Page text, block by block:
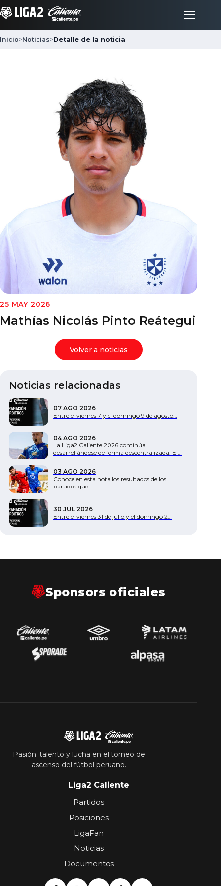
Noticias
Inicio>Noticias>Detalle de la noticia
25 MAY 2026
Mathías Nicolás Pinto Reátegui
Volver a noticias
Noticias relacionadas
07 AGO 2026
Entre el viernes 7 y el domingo 9 de agosto…
04 AGO 2026
La Liga2 Caliente 2026 continúa
desarrollándose de forma descentralizada. El…
03 AGO 2026
Conoce en esta nota los resultados de los
partidos que…
30 JUL 2026
Entre el viernes 31 de julio y el domingo 2…
Sponsors oficiales
Pasión, talento y lucha en el torneo de
ascenso del fútbol peruano.
Liga2 Caliente
Partidos
Posiciones
LigaFan
Noticias
Documentos